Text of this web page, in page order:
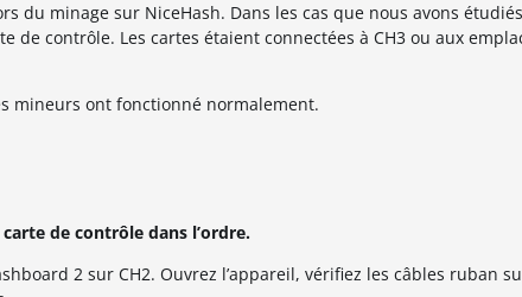
du minage sur NiceHash. Dans les cas que nous avons
contrôle. Les cartes étaient connectées à CH3 ou aux
mineurs ont fonctionné normalement.
de contrôle dans l’ordre.
2 sur CH2. Ouvrez l’appareil, vérifiez les câbles ruban